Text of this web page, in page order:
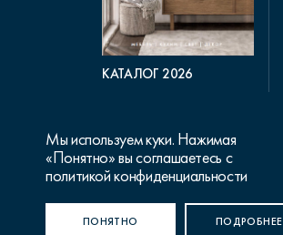
Мы используем куки. Нажимая
«Понятно» вы соглашаетесь с
политикой конфиденциальности
ПОНЯТНО ПОДРОБНЕЕ
КАТАЛОГ 2026